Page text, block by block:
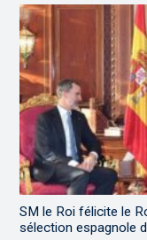
SM le Roi félicite le
sélection espagnole